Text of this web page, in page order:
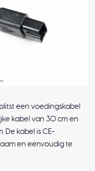
een voedingskabel
kabel van 30 cm en
De kabel is CE-
en eenvoudig te